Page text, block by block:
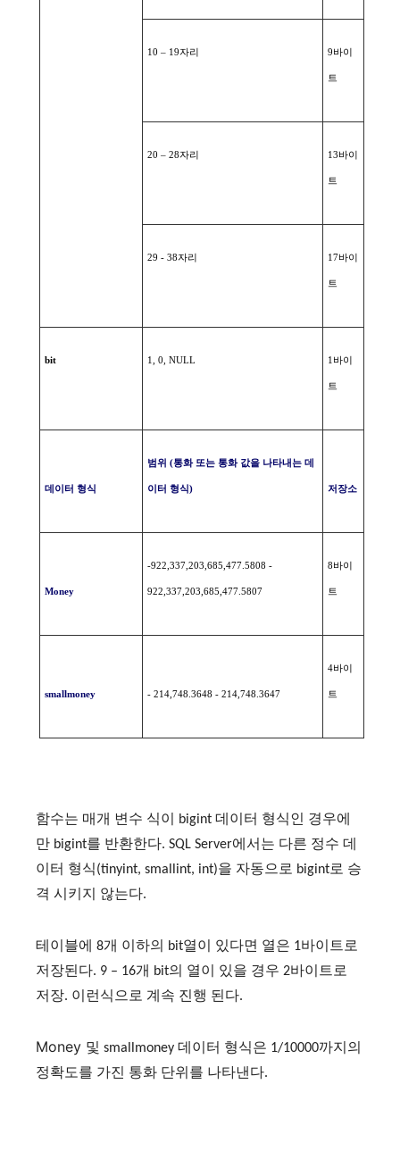
10 – 19자리 9바이
트
20 – 28자리 13바이
트
29 - 38자리 17바이
트
bit 1, 0, NULL 1 바이
트
데이터 형식
범위 (통화 또는 통화 값을 나타내는 데
이터 형식) 저장소
Money
-922,337,203,685,477.5808 -
922,337,203,685,477.5807
8바이
트
smallmoney - 214,748.3648 - 214,748.3647
4바이
트
함수는 매개 변수 식이 bigint 데이터 형식인 경우에
만 bigint를 반환한다. SQL Server에서는 다른 정수 데
이터 형식(tinyint, smallint, int)을 자동으로 bigint로 승
격 시키지 않는다.
테이블에 8개 이하의 bit열이 있다면 열은 1바이트로
저장된다. 9 – 16개 bit의 열이 있을 경우 2바이트로
저장. 이런식으로 계속 진행 된다.
Money 및 smallmoney 데이터 형식은 1/10000까지의
정확도를 가진 통화 단위를 나타낸다.